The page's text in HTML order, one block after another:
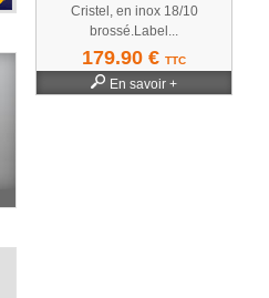
Cristel, en inox 18/10
brossé.Label...
179.90 € TTC
En savoir +